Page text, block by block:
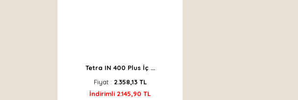
Tetra IN 400 Plus İç ...
Fiyat : 2.358,13 TL
İndirimli 2.145,90 TL